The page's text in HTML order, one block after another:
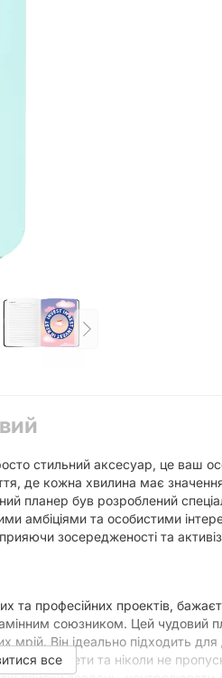
стильний аксесуар, це ваш
де кожна хвилина має
планер був розроблений
амбіціями та особистими
зосередженості та
та професійних проектів,
союзником. Цей чудовий
Він ідеально підходить
пріоритети та ніколи не
все